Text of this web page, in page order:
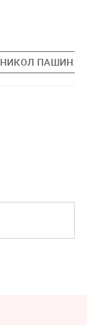
НИКОЛ ПАШИНЯН